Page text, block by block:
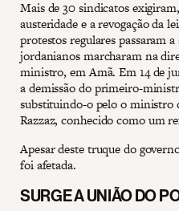
Mais de 30 sindicatos
austeridade e a revogação da
protestos regulares passaram
jordanianos marcharam na
ministro, em Amã. Em 14 de
a demissão do primeiro-
substituindo-o pelo o ministro
Razzaz, conhecido como um
Apesar deste truque do
foi afetada.
SURGE A UNIÃO DO